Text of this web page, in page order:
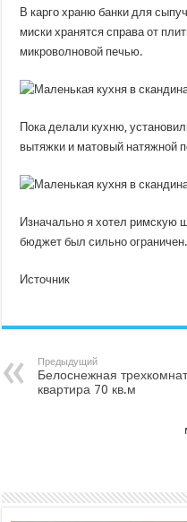
В карго храню банки для
миски хранятся справа от
микроволновой печью.
Пока делали кухню,
вытяжки и матовый натяжной
Изначально я хотел римскую
бюджет был сильно
Источник
Предыдущий
Белоснежная
квартира 70 кв.м